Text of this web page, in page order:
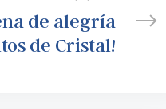
de alegría
de Cristal!